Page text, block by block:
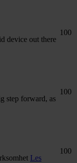
device out there
100
step forward, as
100
Les
100